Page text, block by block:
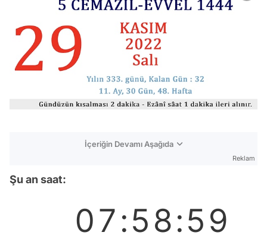
İçeriğin Devamı Aşağıda
Reklam
Şu an saat: